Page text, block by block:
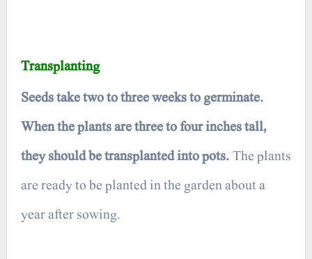
Transplanting
Seeds take two to three weeks to germinate.
When the plants are three to four inches tall,
they should be transplanted into pots.The plants
are ready to be planted in the garden about a
year after sowing.